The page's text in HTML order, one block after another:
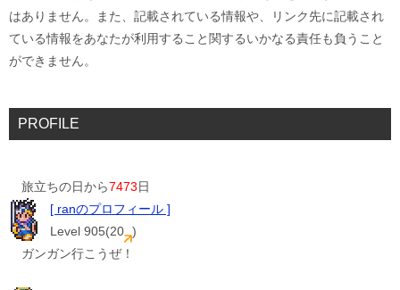
はありません。また、記載されている情報や、リンク先に記載され
ている情報をあなたが利用すること関するいかなる責任も負うこと
ができません。
PROFILE
旅立ちの日から7473日
[ ranのプロフィール ]
Level 905(20 )
ガンガン行こうぜ！